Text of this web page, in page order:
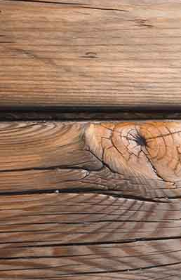
20190415_141721